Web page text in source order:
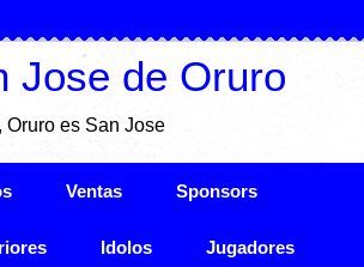
Jose de Oruro
Oruro es San Jose
Ventas Sponsors
Idolos Jugadores